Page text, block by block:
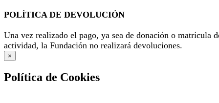
POLÍTICA DE DEVOLUCIÓN
Una vez realizado el pago, ya sea de donación o matrícula
actividad, la Fundación no realizará devoluciones.
×
Política de Cookies